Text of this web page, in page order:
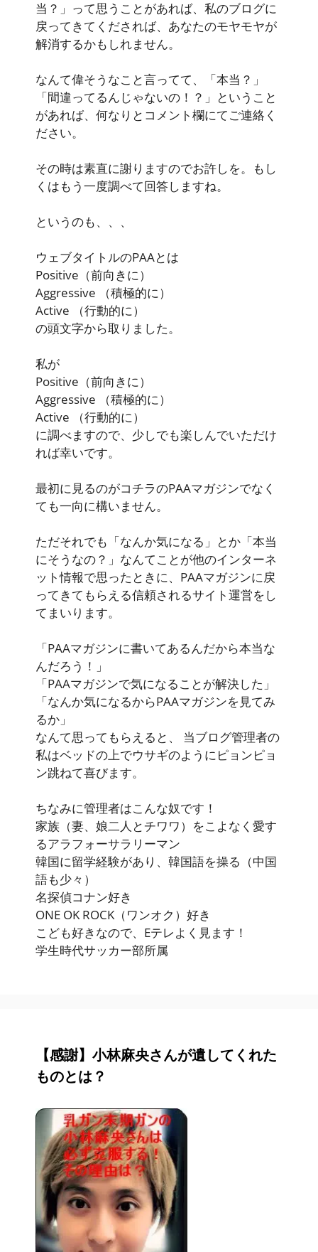
当？」って思うことがあれば、私のブログに
戻ってきてくだされば、あなたのモヤモヤが
解消するかもしれません。
なんて偉そうなこと言ってて、「本当？」
「間違ってるんじゃないの！？」ということ
があれば、何なりとコメント欄にてご連絡く
ださい。
その時は素直に謝りますのでお許しを。もし
くはもう一度調べて回答しますね。
というのも、、、
ウェブタイトルのPAAとは
Positive （前向きに）
Aggressive
（積極的に）
Active
（行動的に）
の頭文字から取りました。
私が
Positive （前向きに）
Aggressive
（積極的に）
Active
（行動的に）
に調べますので、少しでも楽しんでいただけ
れば幸いです。
最初に見るのがコチラのPAAマガジンでなく
ても一向に構いません。
ただそれでも「なんか気になる」とか「本当
にそうなの？」なんてことが他のインターネ
ット情報で思ったときに、PAAマガジンに戻
ってきてもらえる信頼されるサイト運営をし
てまいります。
「PAAマガジンに書いてあるんだから本当な
んだろう！」
「PAAマガジンで気になることが解決した」
「なんか気になるからPAAマガジンを見てみ
るか」
なんて思ってもらえると、 当ブログ管理者の
私はベッドの上でウサギのようにピョンピョ
ン跳ねて喜びます。
ちなみに管理者はこんな奴です！
家族（妻、娘二人とチワワ）をこよなく愛す
るアラフォーサラリーマン
韓国に留学経験があり、韓国語を操る（中国
語も少々）
名探偵コナン好き
ONE OK ROCK（ワンオク）好き
こども好きなので、Eテレよく見ます！
学生時代サッカー部所属
【感謝】小林麻央さんが遺してくれた
ものとは？